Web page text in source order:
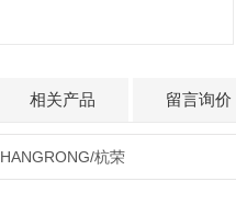
相关产品 留言询价
HANGRONG/杭荣